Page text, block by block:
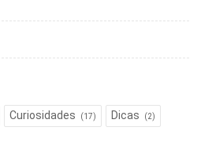
Curiosidades (17) Dicas (2)